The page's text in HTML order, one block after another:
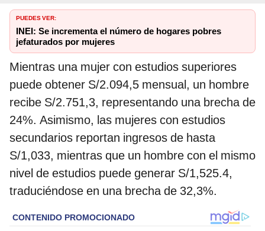
PUEDES VER:
INEI: Se incrementa el número de hogares pobres
jefaturados por mujeres
Mientras una mujer con estudios superiores
puede obtener S/2.094,5 mensual, un hombre
recibe S/2.751,3, representando una brecha de
24%. Asimismo, las mujeres con estudios
secundarios reportan ingresos de hasta
S/1,033, mientras que un hombre con el mismo
nivel de estudios puede generar S/1,525.4,
traduciéndose en una brecha de 32,3%.